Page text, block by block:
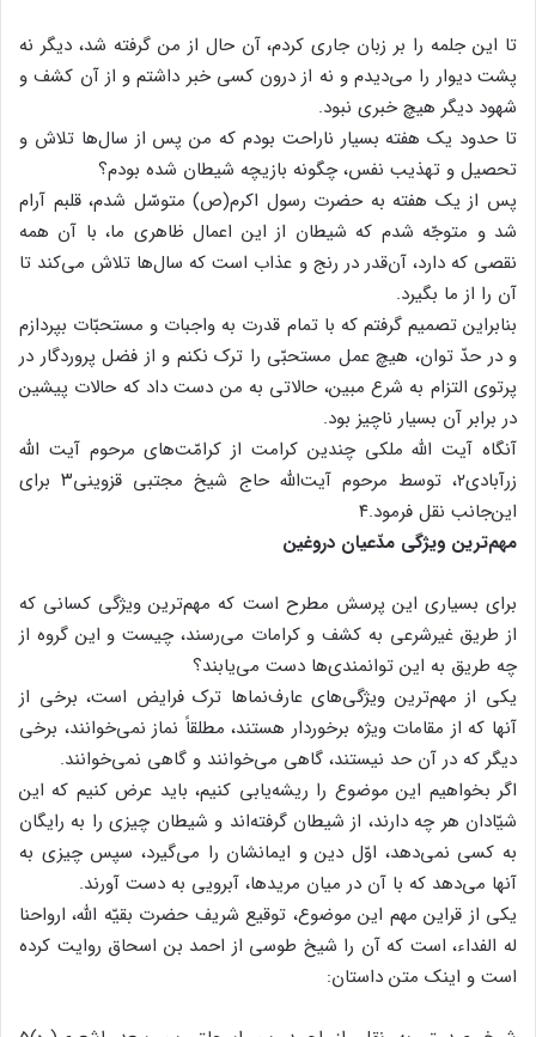
تا این جلمه را بر زبان جاری کردم، آن حال از من گرفته شد، دیگر نه
پشت دیوار را می‌دیدم و نه از درون کسی خبر داشتم و از آن کشف و
شهود دیگر هیچ خبری نبود.
تا حدود یک هفته بسیار ناراحت بودم که من پس از سال‌ها تلاش و
تحصیل و تهذیب نفس، چگونه بازیچه شیطان شده بودم؟
پس از یک هفته به حضرت رسول اکرم(ص) متوسّل شدم، قلبم آرام
شد و متوجّه شدم که شیطان از این اعمال ظاهری ما، با آن همه
نقصی که دارد، آن‌قدر در رنج و عذاب است که سال‌ها تلاش می‌کند تا
آن را از ما بگیرد.
بنابراین تصمیم گرفتم که با تمام قدرت به واجبات و مستحبّات بپردازم
و در حدّ توان، هیچ عمل مستحبّی را ترک نکنم و از فضل پروردگار در
پرتوی التزام به شرع مبین، حالاتی به من دست داد که حالات پیشین
در برابر آن بسیار ناچیز بود.
آنگاه آیت الله ملکی چندین کرامت از کرامّت‌های مرحوم آیت الله
زرآبادی۲، توسط مرحوم آیت‌الله حاج شیخ مجتبی قزوینی۳ برای
این‌جانب نقل فرمود.۴
مهم‌ترین ویژگی مدّعیان دروغین
برای بسیاری این پرسش مطرح است که مهم‌ترین ویژگی کسانی که
از طریق غیرشرعی به کشف و کرامات می‌رسند، چیست و این گروه از
چه طریق به این توانمندی‌ها دست می‌یابند؟
یکی از مهم‌ترین ویژگی‌های عارف‌نماها ترک فرایض است، برخی از
آنها که از مقامات ویژه برخوردار هستند، مطلقاً نماز نمی‌خوانند، برخی
دیگر که در آن حد نیستند، گاهی می‌خوانند و گاهی نمی‌خوانند.
اگر بخواهیم این موضوع را ریشه‌یابی کنیم، باید عرض کنیم که این
شیّادان هر چه دارند، از شیطان گرفته‌اند و شیطان چیزی را به رایگان
به کسی نمی‌دهد، اوّل دین و ایمانشان را می‌گیرد، سپس چیزی به
آنها می‌دهد که با آن در میان مریدها، آبرویی به دست آورند.
یکی از قراین مهم این موضوع، توقیع شریف حضرت بقیّه الله، ارواحنا
له الفداء، است که آن را شیخ طوسی از احمد بن اسحاق روایت کرده
است و اینک متن داستان: